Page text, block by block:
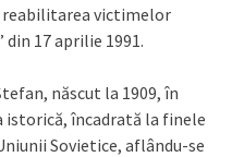
reabilitarea victimelor
17 aprilie 1991.
născut la 1909, în
istorică, încadrată la finele
Sovietice, aflându-se